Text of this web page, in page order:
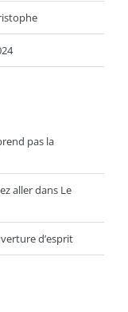
pas la
allerdans Le
d’esprit